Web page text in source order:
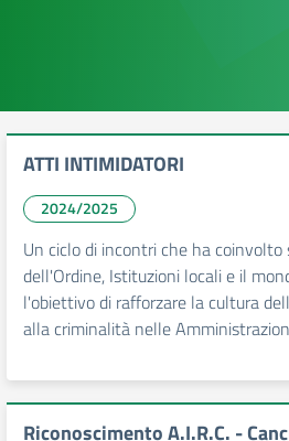
ATTI INTIMIDATORI
2024/2025
Un ciclo di incontri che ha coinvolto
dell'Ordine, Istituzioni locali e il
l'obiettivo di rafforzare la cultura
alla criminalità nelle
Riconoscimento A.I.R.C. -